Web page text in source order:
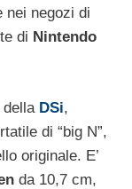
nei negozi di
di Nintendo
DSi,
di “big N”,
originale. E’
da 10,7 cm,